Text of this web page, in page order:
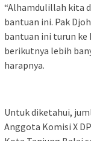
“Alhamdulillah kita
bantuan ini. Pak
bantuan ini turun ke
berikutnya lebih
harapnya.
Untuk diketahui,
Anggota Komisi X